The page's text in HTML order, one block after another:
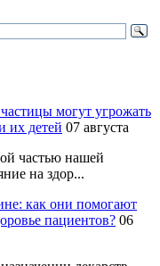
могут угрожать
их детей 07 августа
частью нашей
на здор...
как они помогают
пациентов? 06